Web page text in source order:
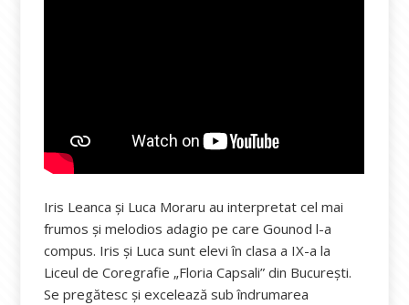
Iris Leanca și Luca Moraru au interpretat cel mai
frumos și melodios adagio pe care Gounod l-a
compus. Iris și Luca sunt elevi în clasa a IX-a la
Liceul de Coregrafie „Floria Capsali” din București.
Se pregătesc și excelează sub îndrumarea